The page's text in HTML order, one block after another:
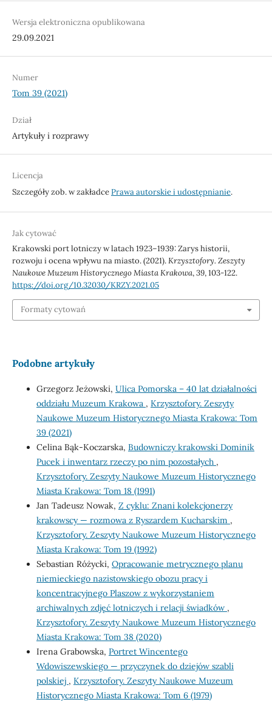
Wersja elektroniczna opublikowana
29.09.2021
Numer
Tom 39 (2021)
Dział
Artykuły i rozprawy
Licencja
Szczegóły zob. w zakładcePrawa autorskie i udostępnianie.
Jak cytować
Krakowski port lotniczy w latach 1923–1939: Zarys historii,
rozwoju i ocena wpływu na miasto. (2021).Krzysztofory. Zeszyty
Naukowe Muzeum Historycznego Miasta Krakowa,39, 103-122.
https://doi.org/10.32030/KRZY.2021.05
Formaty cytowań
Podobne artykuły
Grzegorz Jeżowski, Ulica Pomorska – 40 lat działalności
oddziału Muzeum Krakowa , Krzysztofory. Zeszyty
Naukowe Muzeum Historycznego Miasta Krakowa: Tom
39 (2021)
Celina Bąk-Koczarska, Budowniczy krakowski Dominik
Pucek i inwentarz rzeczy po nim pozostałych ,
Krzysztofory. Zeszyty Naukowe Muzeum Historycznego
Miasta Krakowa: Tom 18 (1991)
Jan Tadeusz Nowak, Z cyklu: Znani kolekcjonerzy
krakowscy — rozmowa z Ryszardem Kucharskim ,
Krzysztofory. Zeszyty Naukowe Muzeum Historycznego
Miasta Krakowa: Tom 19 (1992)
Sebastian Różycki, Opracowanie metrycznego planu
niemieckiego nazistowskiego obozu pracy i
koncentracyjnego Plaszow z wykorzystaniem
archiwalnych zdjęć lotniczych i relacji świadków ,
Krzysztofory. Zeszyty Naukowe Muzeum Historycznego
Miasta Krakowa: Tom 38 (2020)
Irena Grabowska, Portret Wincentego
Wdowiszewskiego — przyczynek do dziejów szabli
polskiej , Krzysztofory. Zeszyty Naukowe Muzeum
Historycznego Miasta Krakowa: Tom 6 (1979)